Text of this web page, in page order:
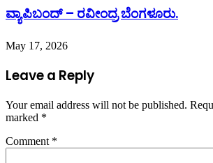
ವ್ಯಾಪಿಬಂದ್ – ರವೀಂದ್ರ ಬೆಂಗಳೂರು.
May 17, 2026
Leave a Reply
Your email address will not be published.
marked *
Comment *